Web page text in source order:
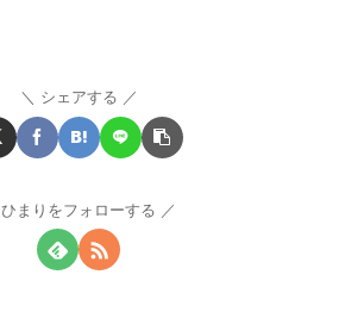
シェアする
ひまりをフォローする